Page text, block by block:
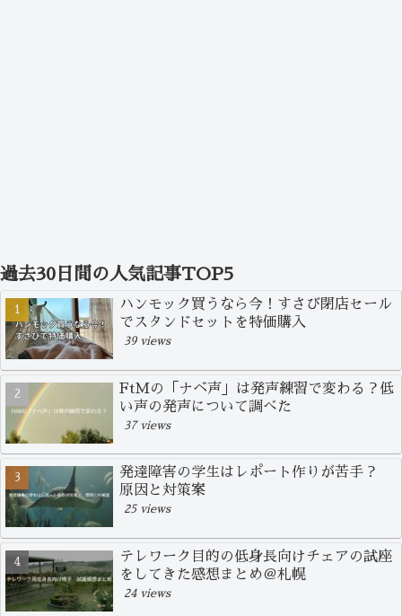
過去30日間の人気記事TOP5
ハンモック買うなら今！すさび閉店セール
でスタンドセットを特価購入
39 views
FtMの「ナベ声」は発声練習で変わる？低
い声の発声について調べた
37 views
発達障害の学生はレポート作りが苦手？
原因と対策案
25 views
テレワーク目的の低身長向けチェアの試座
をしてきた感想まとめ＠札幌
24 views